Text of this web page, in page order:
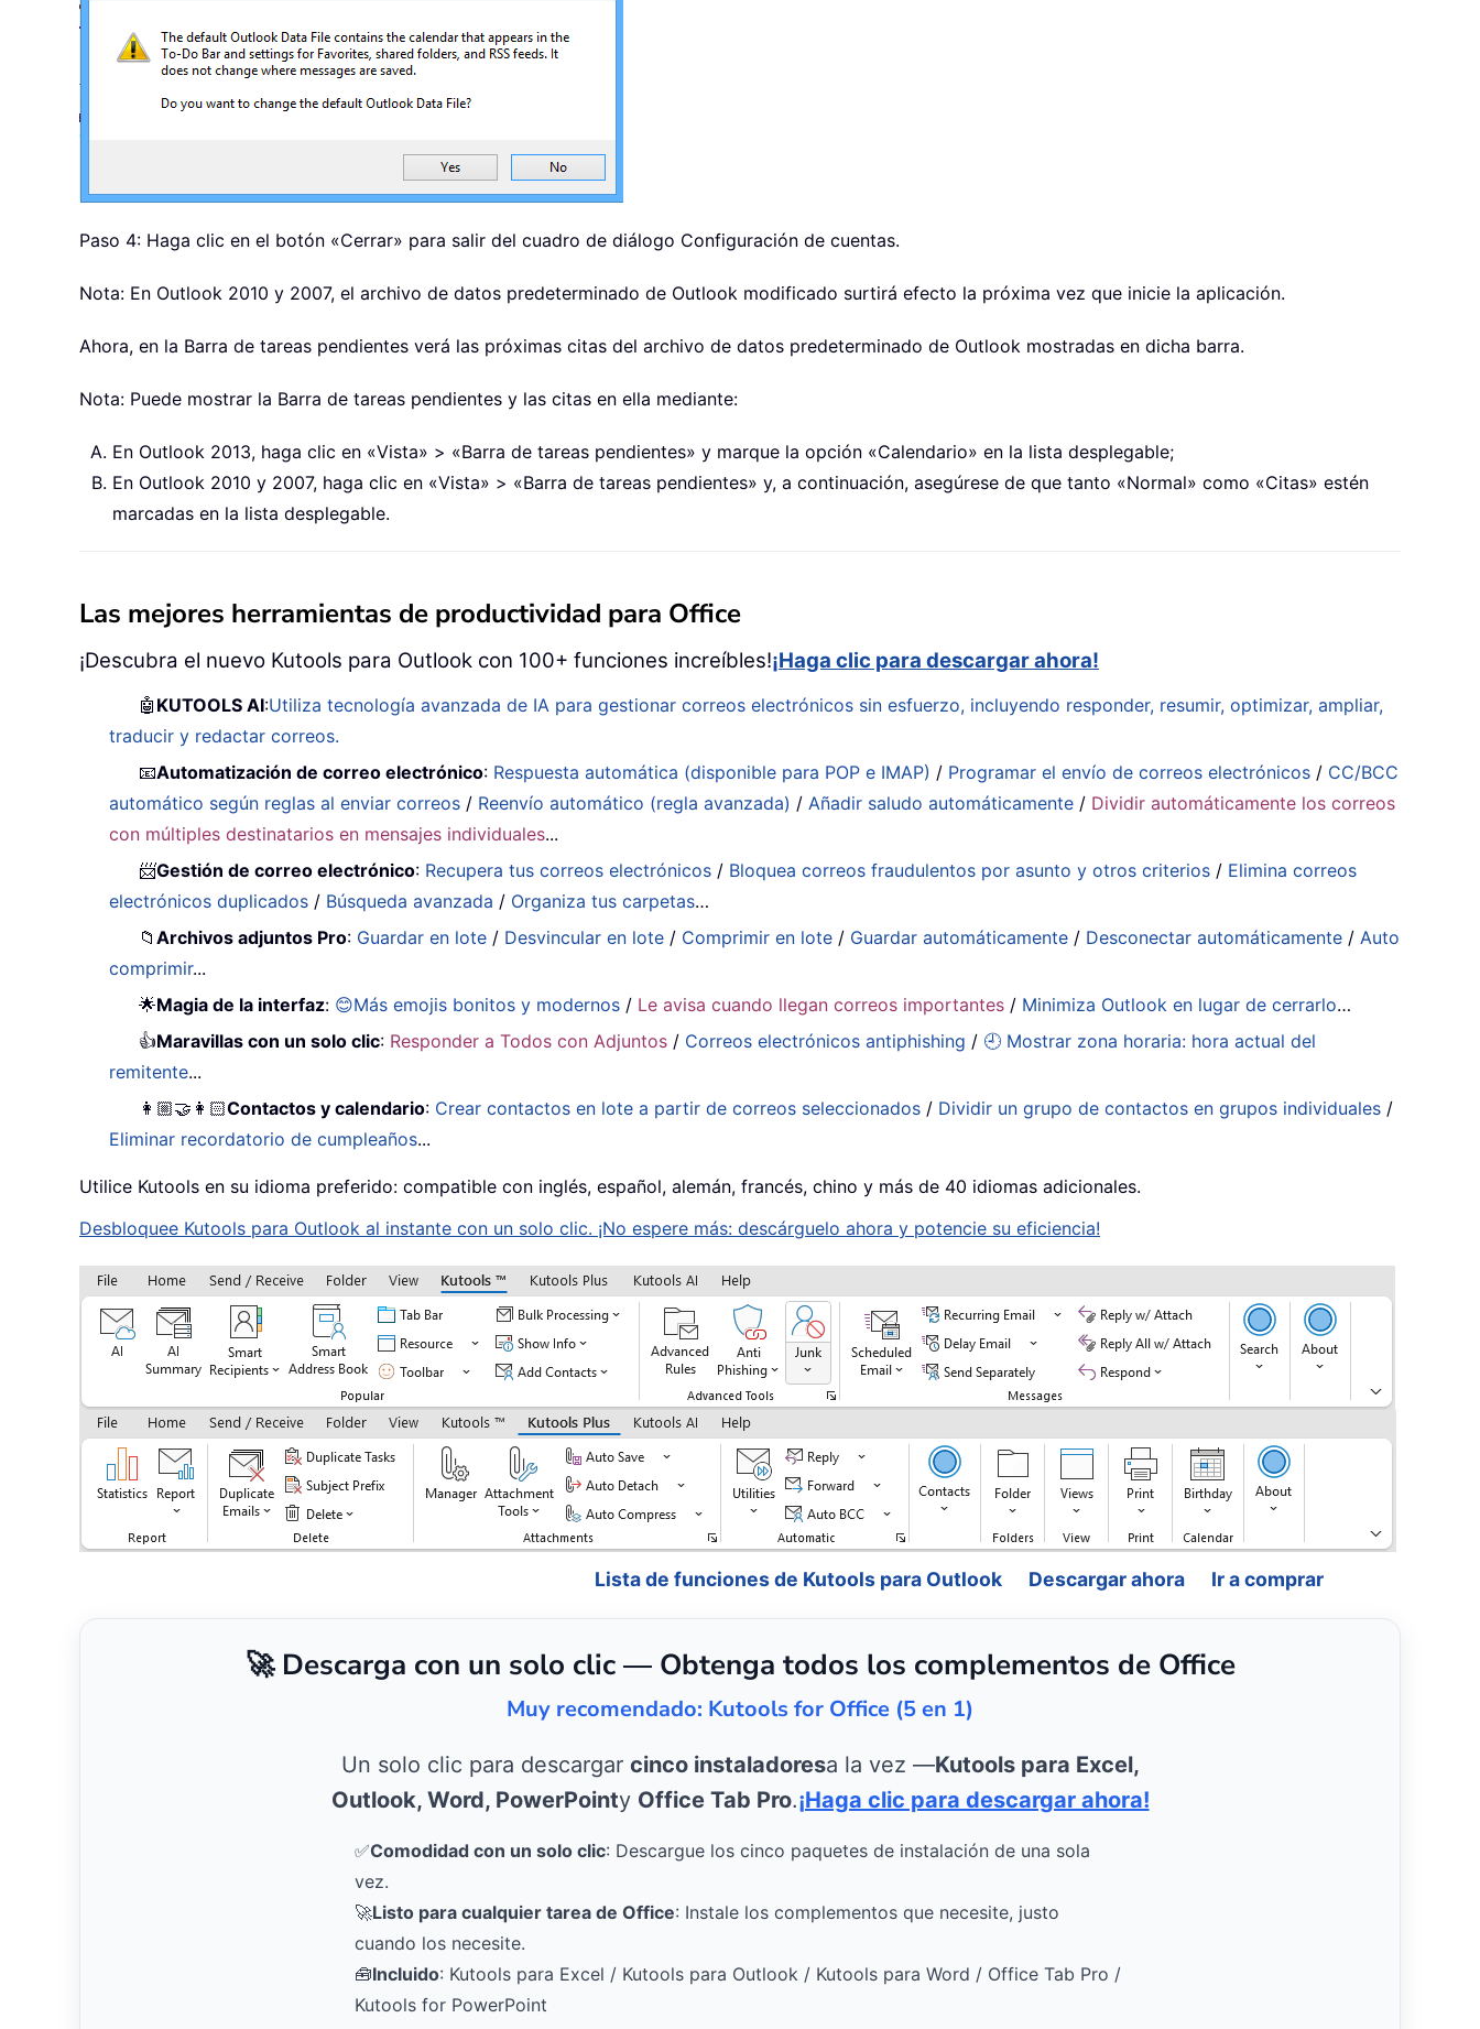
Paso 4: Haga clic en el botón «Cerrar» para salir del cuadro de diálogo Configuración de cuentas.
Nota: En Outlook 2010 y 2007, el archivo de datos predeterminado de Outlook modificado surtirá efecto la próxima vez que inicie la aplicación.
Ahora, en la Barra de tareas pendientes verá las próximas citas del archivo de datos predeterminado de Outlook mostradas en dicha barra.
Nota: Puede mostrar la Barra de tareas pendientes y las citas en ella mediante:
En Outlook 2013, haga clic en «Vista» > «Barra de tareas pendientes» y marque la opción «Calendario» en la lista desplegable;
En Outlook 2010 y 2007, haga clic en «Vista» > «Barra de tareas pendientes» y, a continuación, asegúrese de que tanto «Normal» como «Citas» estén
marcadas en la lista desplegable.
Las mejores herramientas de productividad para Office
¡Descubra el nuevo Kutools para Outlook con 100+ funciones increíbles!¡Haga clic para descargar ahora!
🤖 KUTOOLS AI:Utiliza tecnología avanzada de IA para gestionar correos electrónicos sin esfuerzo, incluyendo responder, resumir, optimizar, ampliar,
traducir y redactar correos.
📧Automatización de correo electrónico: Respuesta automática (disponible para POP e IMAP) / Programar el envío de correos electrónicos / CC/BCC
automático según reglas al enviar correos / Reenvío automático (regla avanzada) / Añadir saludo automáticamente / Dividir automáticamente los correos
con múltiples destinatarios en mensajes individuales...
📨Gestión de correo electrónico: Recupera tus correos electrónicos / Bloquea correos fraudulentos por asunto y otros criterios / Elimina correos
electrónicos duplicados / Búsqueda avanzada / Organiza tus carpetas…
📁Archivos adjuntos Pro: Guardar en lote / Desvincular en lote / Comprimir en lote / Guardar automáticamente / Desconectar automáticamente / Auto
comprimir...
🌟Magia de la interfaz: 😊Más emojis bonitos y modernos / Le avisa cuando llegan correos importantes / Minimiza Outlook en lugar de cerrarlo…
👍Maravillas con un solo clic: Responder a Todos con Adjuntos / Correos electrónicos antiphishing / 🕘 Mostrar zona horaria: hora actual del
remitente...
👩🏼‍🤝‍👩🏻Contactos y calendario: Crear contactos en lote a partir de correos seleccionados / Dividir un grupo de contactos en grupos individuales /
Eliminar recordatorio de cumpleaños...
Utilice Kutools en su idioma preferido: compatible con inglés, español, alemán, francés, chino y más de 40 idiomas adicionales.
Desbloquee Kutools para Outlook al instante con un solo clic. ¡No espere más: descárguelo ahora y potencie su eficiencia!
Lista de funciones de Kutools para Outlook Descargar ahora Ir a comprar
🚀 Descarga con un solo clic — Obtenga todos los complementos de Office
Muy recomendado: Kutools for Office (5 en 1)
Un solo clic para descargar cinco instaladoresa la vez —Kutools para Excel,
Outlook, Word, PowerPointy Office Tab Pro.¡Haga clic para descargar ahora!
✅Comodidad con un solo clic: Descargue los cinco paquetes de instalación de una sola
vez.
🚀Listo para cualquier tarea de Office: Instale los complementos que necesite, justo
cuando los necesite.
🧰Incluido: Kutools para Excel / Kutools para Outlook / Kutools para Word / Office Tab Pro /
Kutools for PowerPoint